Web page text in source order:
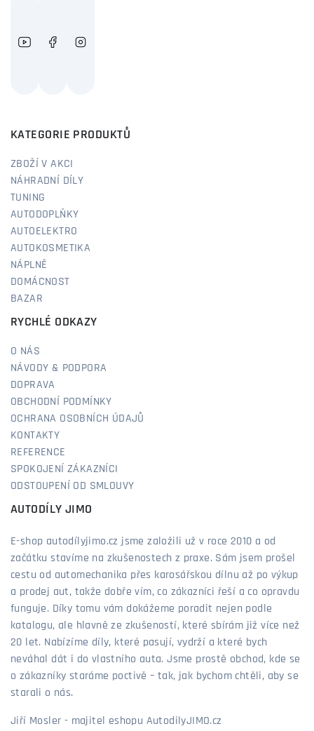
KATEGORIE PRODUKTŮ
ZBOŽÍ V AKCI
NÁHRADNÍ DÍLY
TUNING
AUTODOPLŇKY
AUTOELEKTRO
AUTOKOSMETIKA
NÁPLNĚ
DOMÁCNOST
BAZAR
RYCHLÉ ODKAZY
O NÁS
NÁVODY & PODPORA
DOPRAVA
OBCHODNÍ PODMÍNKY
OCHRANA OSOBNÍCH ÚDAJŮ
KONTAKTY
REFERENCE
SPOKOJENÍ ZÁKAZNÍCI
ODSTOUPENÍ OD SMLOUVY
AUTODÍLY JIMO
E-shop autodílyjimo.cz jsme založili už v roce 2010 a od
začátku stavíme na zkušenostech z praxe. Sám jsem prošel
cestu od automechanika přes karosářskou dílnu až po výkup
a prodej aut, takže dobře vím, co zákazníci řeší a co opravdu
funguje. Díky tomu vám dokážeme poradit nejen podle
katalogu, ale hlavně ze zkušeností, které sbírám již více než
20 let. Nabízíme díly, které pasují, vydrží a které bych
neváhal dát i do vlastního auta. Jsme prostě obchod, kde se
o zákazníky staráme poctivě – tak, jak bychom chtěli, aby se
starali o nás.
Jiří Mosler - majitel eshopu AutodilyJIMO.cz